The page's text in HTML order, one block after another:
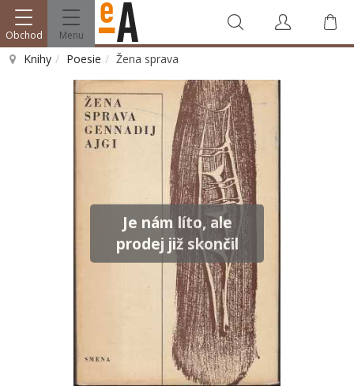
Obchod Menu
Knihy Poesie Žena sprava
Je nám líto, ale
prodej již skončil